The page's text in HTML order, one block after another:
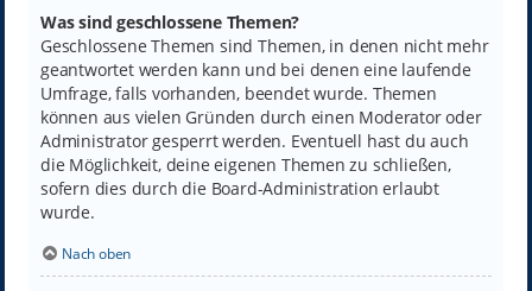
Was sind geschlossene Themen?
Geschlossene Themen sind Themen, in denen nicht mehr
geantwortet werden kann und bei denen eine laufende
Umfrage, falls vorhanden, beendet wurde. Themen
können aus vielen Gründen durch einen Moderator oder
Administrator gesperrt werden. Eventuell hast du auch
die Möglichkeit, deine eigenen Themen zu schließen,
sofern dies durch die Board-Administration erlaubt
wurde.
Nach oben